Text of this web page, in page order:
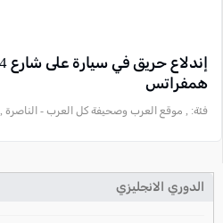
همفراتس
فئة: , موقع العرب وصحيفة كل العرب - الناصرة , 2016-08-03 20:56:53
الدوري الانجليزي